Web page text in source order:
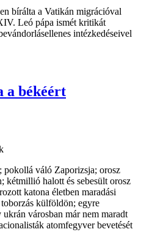
bírálta a Vatikán migrációval
Leó pápa ismét kritikát
intézkedéseivel
a békéért
pokollá váló Zaporizsja; orosz
kétmillió halott és sebesült orosz
katona életben maradási
külföldön; egyre
városban már nem maradt
atomfegyver bevetését